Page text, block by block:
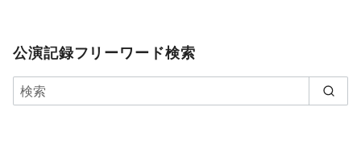
公演記録フリーワード検索